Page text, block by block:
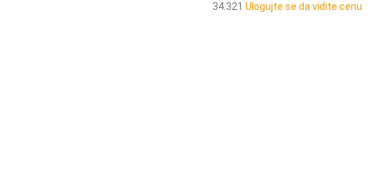
34.321 Ulogujte se da vidite cenu